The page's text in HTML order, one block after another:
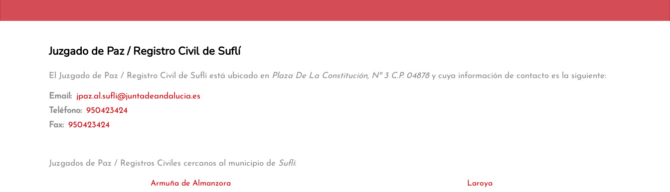
Juzgado de Paz / Registro Civil de Suflí
El Juzgado de Paz / Registro Civil de Suflí está ubicado en Plaza De La Constitución, Nº 3 C.P. 04878y cuya información de contacto es la siguiente:
Email: jpaz.al.sufli@juntadeandalucia.es
Teléfono: 950423424
Fax: 950423424
Juzgados de Paz / Registros Civiles cercanos al municipio de Suflí:
Armuña de Almanzora Laroya